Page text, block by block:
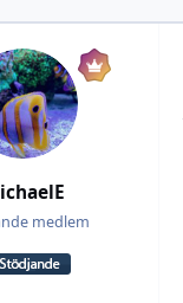
medlem